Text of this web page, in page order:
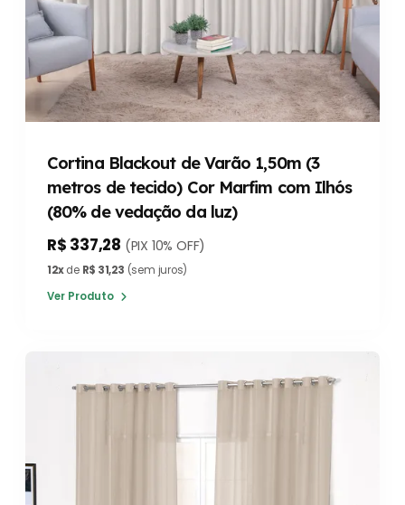
Cortina Blackout de Varão 1,50m (3
metros de tecido) Cor Marfim com Ilhós
(80% de vedação da luz)
R$ 337,28 (PIX 10% OFF)
12xde R$ 31,23 (sem juros)
Ver Produto